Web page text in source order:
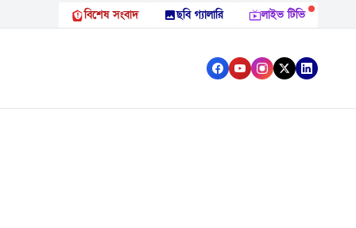
বিশেষ সংবাদ ছবি গ্যালারি লাইভ টিভি